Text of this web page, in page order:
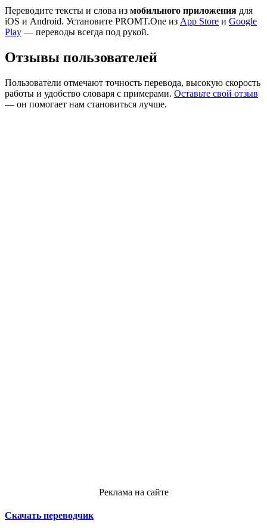
Переводите тексты и слова из мобильного приложения для
iOS и Android. Установите PROMT.One из App Store и Google
Play — переводы всегда под рукой.
Отзывы пользователей
Пользователи отмечают точность перевода, высокую скорость
работы и удобство словаря с примерами. Оставьте свой отзыв
— он помогает нам становиться лучше.
Реклама на сайте
Скачать переводчик